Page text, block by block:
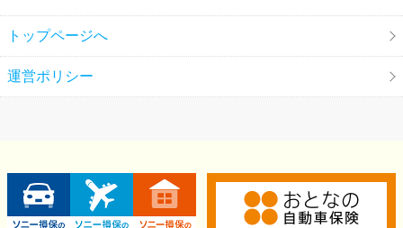
トップページへ
運営ポリシー